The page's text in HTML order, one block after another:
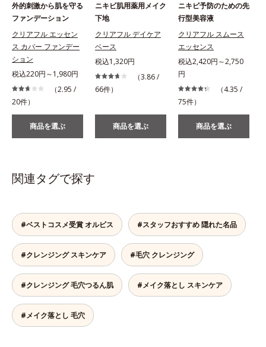
外的刺激から肌を守る
ファンデーション
クリアフル エッセン
ス カバー ファンデー
ション
税込220円～1,980円
（2.95 /
20件）
商品を選ぶ
ニキビ肌用薬用メイク
下地
クリアフル デイケア
ベース
税込1,320円
（3.86 /
66件）
商品を選ぶ
ニキビ予防のための先
行型美容液
クリアフル スムース
エッセンス
税込2,420円～2,750
円
（4.35 /
75件）
商品を選ぶ
関連タグで探す
#ベストコスメ受賞 オルビス #スタッフおすすめ 隠れた名品
#クレンジング スキンケア #毛穴 クレンジング
#クレンジング 毛穴つるん肌 #メイク落とし スキンケア
#メイク落とし 毛穴